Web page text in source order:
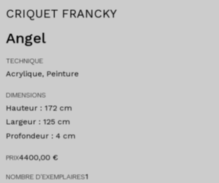
CRIQUET FRANCKY
Angel
TECHNIQUE
Acrylique, Peinture
DIMENSIONS
Hauteur : 172 cm
Largeur : 125 cm
Profondeur : 4 cm
PRIX4400,00 €
NOMBRE D'EXEMPLAIRES1